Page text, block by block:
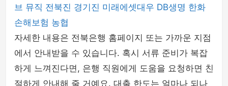
브 뮤직 전북진 경기진 미래에셋대우 DB생명 한화
손해보험 농협
자세한 내용은 전북은행 홈페이지 또는 가까운 지점
에서 안내받을 수 있습니다. 혹시 서류 준비가 복잡
하게 느껴진다면, 은행 직원에게 도움을 요청하면 친
절하게 안내해 줄 거예요. 대출 한도는 얼마나 되나